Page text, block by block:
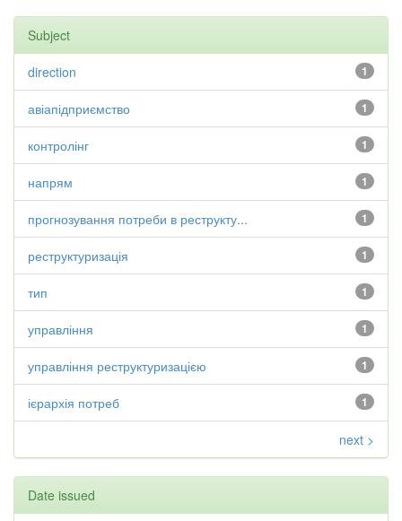
Subject
1
direction
1
авіапідприємство
1
контролінг
1
напрям
1
прогнозування потреби в реструкту...
1
реструктуризація
1
тип
1
управління
1
управління реструктуризацією
1
ієрархія потреб
next >
Date issued